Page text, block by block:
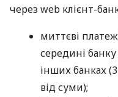
через web клієнт-
миттєві
середині
інших банках
від суми);